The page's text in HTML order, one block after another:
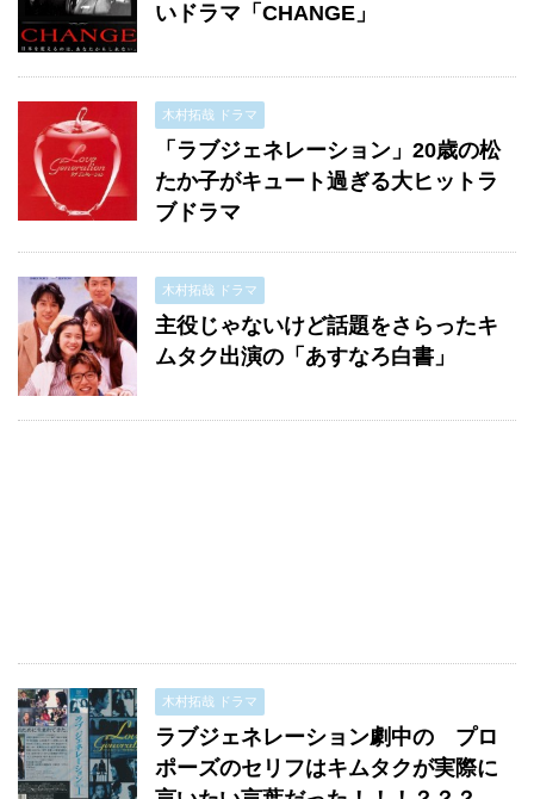
いドラマ「CHANGE」
木村拓哉 ドラマ
「ラブジェネレーション」20歳の松
たか子がキュート過ぎる大ヒットラ
ブドラマ
木村拓哉 ドラマ
主役じゃないけど話題をさらったキ
ムタク出演の「あすなろ白書」
木村拓哉 ドラマ
ラブジェネレーション劇中の プロ
ポーズのセリフはキムタクが実際に